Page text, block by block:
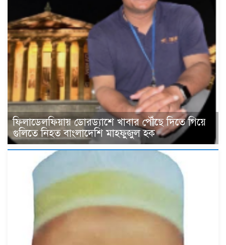
ফিলাডেলফিয়ায় ডোরড্যাশে খাবার পৌঁছে দিতে গিয়ে
গুলিতে নিহত বাংলাদেশি মাহফুজুল হক